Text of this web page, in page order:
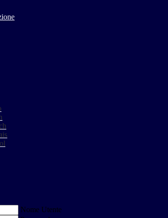
Nome Utente